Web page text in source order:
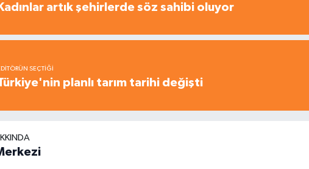
Kadınlar artık şehirlerde söz sahibi oluyor
SEÇTIĞI
planlı tarım tarihi değişti